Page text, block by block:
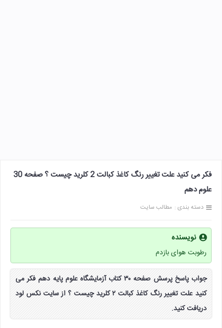
فکر می کنید علت تغییر رنگ کاغذ کبالت 2 کلرید چیست ؟ صفحه 30
علوم دهم
دسته بندی : مطالب سایت
نویسنده
رطوبت هوای بازدم
جواب پاسخ پرسش صفحه ۳۰ کتاب آزمایشگاه علوم پایه دهم فکر می
کنید علت تغییر رنگ کاغذ کبالت ۲ کلرید چیست ؟ از سایت نکس لود
دریافت کنید.